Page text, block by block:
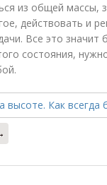
из общей массы,
действовать и
Все это значит
состояния,